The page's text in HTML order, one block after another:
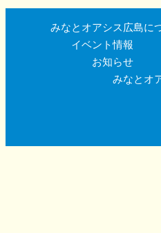
みなとオアシス広島に
イベント情報
お知らせ
みなとオ